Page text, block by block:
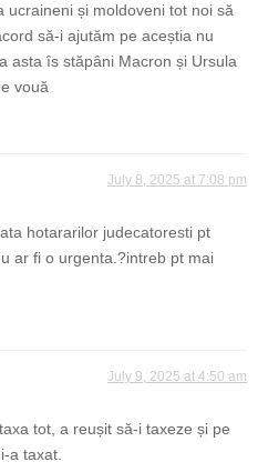
ucraineni și moldoveni tot noi să
să-i ajutăm pe aceștia nu
asta îs stăpâni Macron și Ursula
vouă
July 8, 2025 at 7:08 pm
hotararilor judecatoresti pt
ar fi o urgenta.?intreb pt mai
July 9, 2025 at 4:50 am
tot, a reușit să-i taxeze și pe
a taxat.